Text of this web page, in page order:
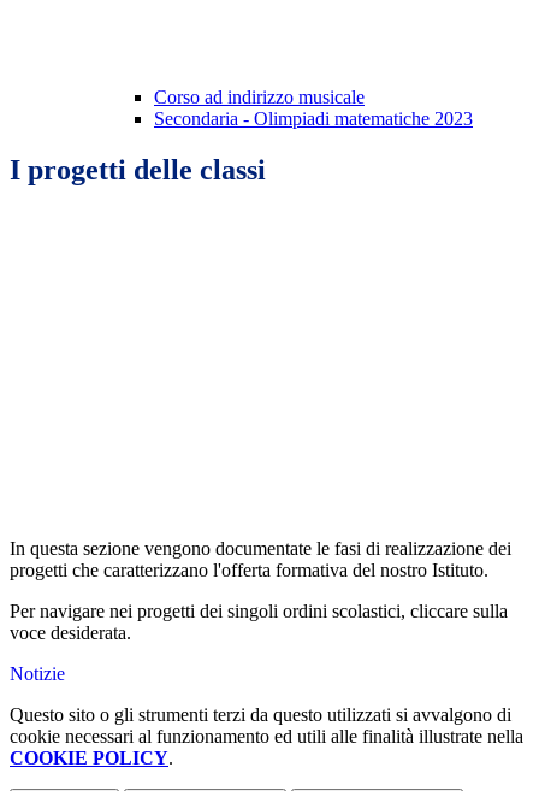
Corso ad indirizzo musicale
Secondaria - Olimpiadi matematiche 2023
I progetti delle classi
In questa sezione vengono documentate le fasi di realizzazione dei
progetti che caratterizzano l'offerta formativa del nostro Istituto.
Per navigare nei progetti dei singoli ordini scolastici, cliccare sulla
voce desiderata.
Notizie
Questo sito o gli strumenti terzi da questo utilizzati si avvalgono di
cookie necessari al funzionamento ed utili alle finalità illustrate nella
COOKIE POLICY.